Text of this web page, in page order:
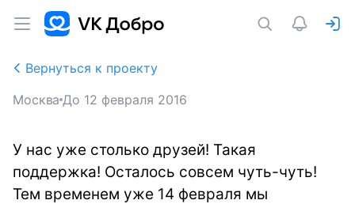
Вернуться к проекту
Москва До 12 февраля 2016
У нас уже столько друзей! Такая
поддержка! Осталось совсем чуть-чуть!
Тем временем уже 14 февраля мы